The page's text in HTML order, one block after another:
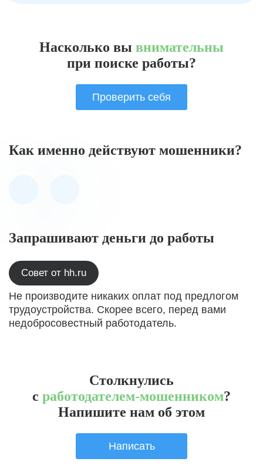
Насколько вы внимательны
при поиске работы?
Проверить себя
Как именно действуют мошенники?
Запрашивают деньги до работы
Совет от hh.ru
Не производите никаких оплат под предлогом
трудоустройства. Скорее всего, перед вами
недобросовестный работодатель.
Столкнулись
с работодателем-мошенником?
Напишите нам об этом
Написать